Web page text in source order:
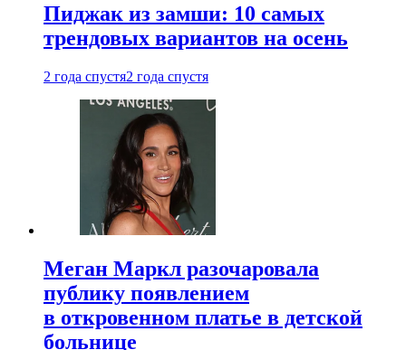
Пиджак из замши: 10 самых
трендовых вариантов на осень
2 года спустя2 года спустя
Меган Маркл разочаровала
публику появлением
в откровенном платье в детской
больнице